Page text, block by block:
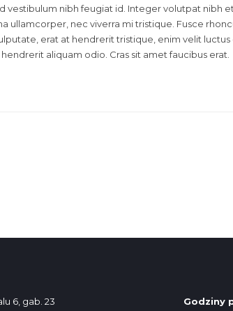
vestibulum nibh feugiat id. Integer volutpat nibh
ullamcorper, nec viverra mi tristique. Fusce
erat at hendrerit tristique, enim velit
aliquam odio. Cras sit amet faucibus erat.
6, gab. 23 Godziny